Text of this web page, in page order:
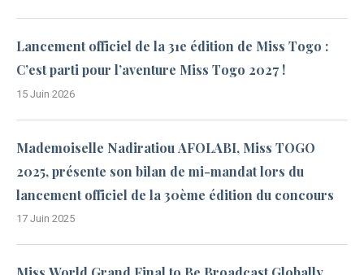
Lancement officiel de la 31e édition de Miss Togo :
C’est parti pour l’aventure Miss Togo 2027 !
15 Juin 2026
Mademoiselle Nadiratiou AFOLABI, Miss TOGO
2025, présente son bilan de mi-mandat lors du
lancement officiel de la 30ème édition du concours
17 Juin 2025